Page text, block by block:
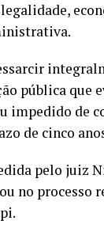
pública que
impedido de
de cinco
pelo juiz
no processo